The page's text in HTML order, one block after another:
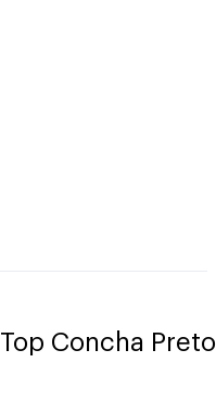
Top Concha Preto